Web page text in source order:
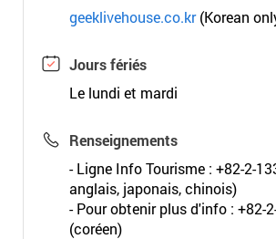
geeklivehouse.co.kr(Korean
Jours fériés
Le lundi et mardi
Renseignements
- Ligne Info Tourisme : +82-2-
anglais, japonais, chinois)
- Pour obtenir plus d'info : +82-
(coréen)